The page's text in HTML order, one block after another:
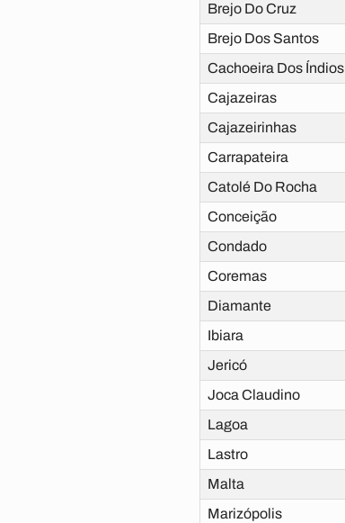
Brejo Do Cruz
Brejo Dos Santos
Cachoeira Dos Índios
Cajazeiras
Cajazeirinhas
Carrapateira
Catolé Do Rocha
Conceição
Condado
Coremas
Diamante
Ibiara
Jericó
Joca Claudino
Lagoa
Lastro
Malta
Marizópolis